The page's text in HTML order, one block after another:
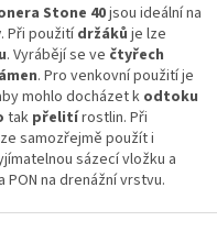
Stone 40jsou ideální na
. Při použitídržáků je lze
. Vyrábějí se ve čtyřech
. Pro venkovní použití je
mohlo docházet kodtoku
tak přelitírostlin. Při
samozřejmě použít i
sázecí vložku a
na drenážní vrstvu.